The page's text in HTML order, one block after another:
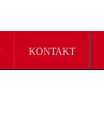
KONTAKT